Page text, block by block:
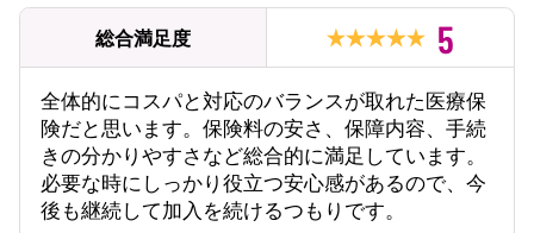
総合満足度 5
全体的にコスパと対応のバランスが取れた医療保
険だと思います。保険料の安さ、保障内容、手続
きの分かりやすさなど総合的に満足しています。
必要な時にしっかり役立つ安心感があるので、今
後も継続して加入を続けるつもりです。